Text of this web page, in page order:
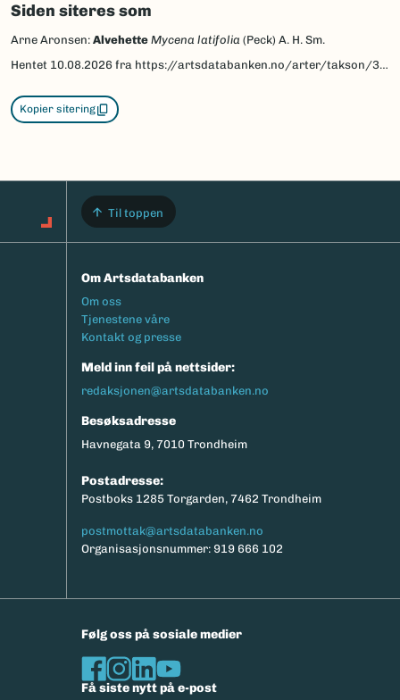
Siden siteres som
Arne Aronsen: Alvehette Mycena latifolia (Peck) A. H. Sm.
Hentet 10.08.2026 fra https://artsdatabanken.no/arter/takson/36629/beskrivelse
Kopier sitering
Til toppen
Om Artsdatabanken
Footermeny
Om oss
Tjenestene våre
Kontakt og presse
Meld inn feil på nettsider:
redaksjonen@artsdatabanken.no
Besøksadresse
Havnegata 9, 7010 Trondheim
Postadresse:
Postboks 1285 Torgarden, 7462 Trondheim
postmottak@artsdatabanken.no
Organisasjonsnummer: 919 666 102
Følg oss på sosiale medier
Få siste nytt på e-post